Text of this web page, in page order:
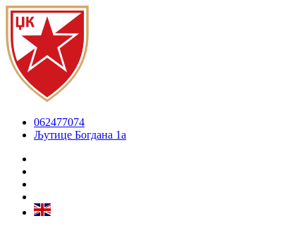
062477074
Љутице Богдана 1а